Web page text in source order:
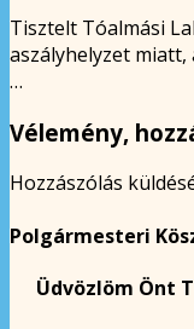
Tisztelt Tóalmási
aszályhelyzet miatt,
…
Vélemény,
Hozzászólás
Polgármesteri
Üdvözlöm Önt